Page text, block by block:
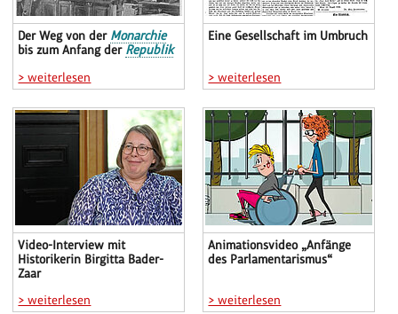
Der Weg von der Monarchie
bis zum Anfang der Republik
> weiterlesen
Eine Gesellschaft im Umbruch
> weiterlesen
Video-Interview mit
Historikerin Birgitta Bader-
Zaar
> weiterlesen
Animationsvideo „Anfänge
des Parlamentarismus“
> weiterlesen